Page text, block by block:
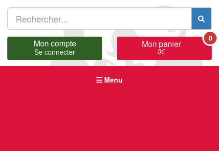
Mon compte
Se connecter
Mon panier
0€
0
Menu